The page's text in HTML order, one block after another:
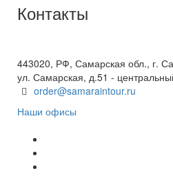
Контакты
443020, РФ, Самарская обл., г.
ул. Самарская, д.51 -
order@samaraintour.ru
Наши офисы